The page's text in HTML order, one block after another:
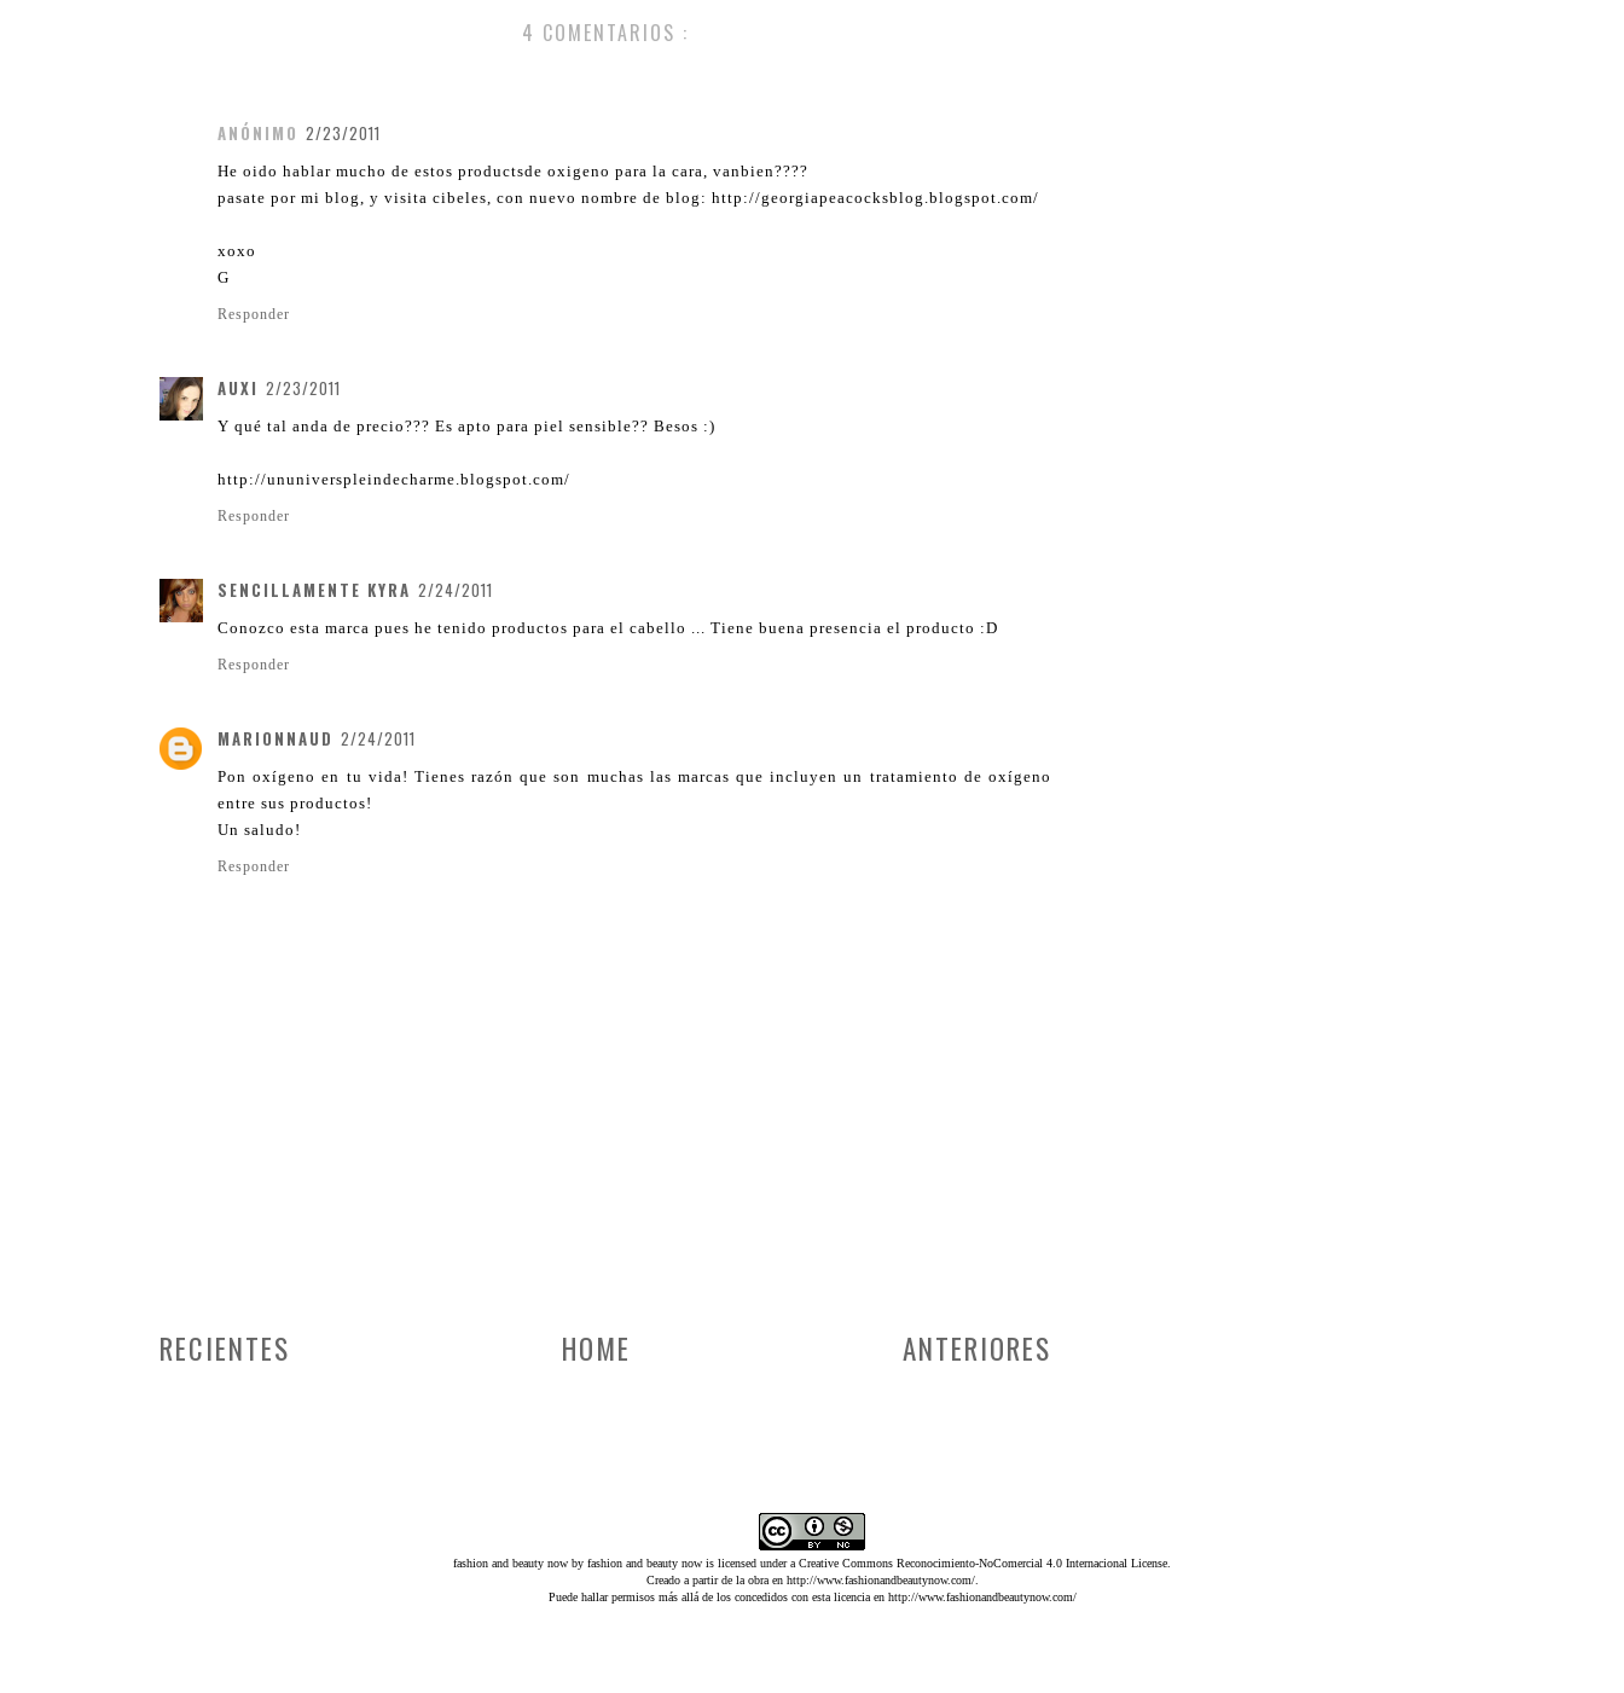
4 COMENTARIOS :
ANÓNIMO 2/23/2011
He oido hablar mucho de estos productsde oxigeno para la cara, vanbien????
pasate por mi blog, y visita cibeles, con nuevo nombre de blog: http://georgiapeacocksblog.blogspot.com/
xoxo
G
Responder
AUXI 2/23/2011
Y qué tal anda de precio??? Es apto para piel sensible?? Besos :)
http://ununiverspleindecharme.blogspot.com/
Responder
SENCILLAMENTE KYRA 2/24/2011
Conozco esta marca pues he tenido productos para el cabello ... Tiene buena presencia el producto :D
Responder
MARIONNAUD 2/24/2011
Pon oxígeno en tu vida! Tienes razón que son muchas las marcas que incluyen un tratamiento de oxígeno
entre sus productos!
Un saludo!
Responder
RECIENTES ANTERIORES
HOME
fashion and beauty now by fashion and beauty now is licensed under a Creative Commons Reconocimiento-NoComercial 4.0 Internacional License
Creado a partir de la obra en http://www.fashionandbeautynow.com/.
Puede hallar permisos más allá de los concedidos con esta licencia en http://www.fashionandbeautynow.com/